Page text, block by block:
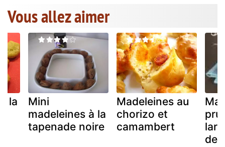
Vous allez aimer
la
Mini
madeleines à la
tapenade noire
Madeleines au
chorizo et
camambert